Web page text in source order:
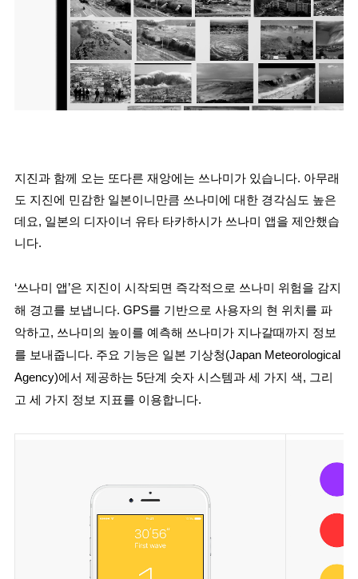
지진과 함께 오는 또다른 재앙에는 쓰나미가 있습니다. 아무래
도 지진에 민감한 일본이니만큼 쓰나미에 대한 경각심도 높은
데요, 일본의 디자이너 유타 타카하시가 쓰나미 앱을 제안했습
니다.
‘쓰나미 앱’은 지진이 시작되면 즉각적으로 쓰나미 위험을 감지
해 경고를 보냅니다. GPS를 기반으로 사용자의 현 위치를 파
악하고, 쓰나미의 높이를 예측해 쓰나미가 지나갈때까지 정보
를 보내줍니다. 주요 기능은 일본 기상청(Japan Meteorological
Agency)에서 제공하는 5단계 숫자 시스템과 세 가지 색, 그리
고 세 가지 정보 지표를 이용합니다.